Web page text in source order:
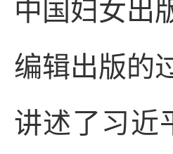
中国妇女出
编辑出版的
讲述了习近